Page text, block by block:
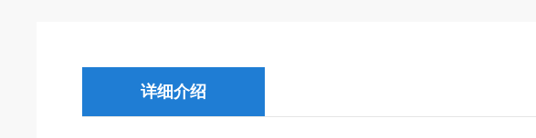
详细介绍